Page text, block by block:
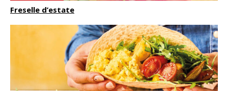
Freselle d’estate